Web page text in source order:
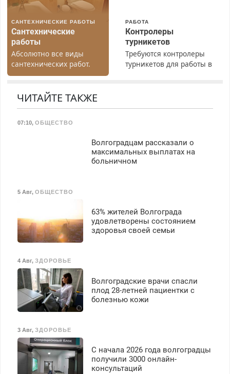
САНТЕХНИЧЕСКИЕ РАБОТЫ
Сантехнические
работы
Абсолютно все виды
сантехнических работ.
Быстро. Качественно.
РАБОТА
Контролеры
турникетов
Требуются контролеры
турникетов для работы в
Ежемесячно
выплачивается денежная
премия. Возможно
транспортной
безопасности с з/п до
125000 руб.
ЧИТАЙТЕ ТАКЖЕ
07:10, ОБЩЕСТВО
Волгоградцам рассказали о
максимальных выплатах на
больничном
5 Авг, ОБЩЕСТВО
63% жителей Волгограда
удовлетворены состоянием
здоровья своей семьи
4 Авг, ЗДОРОВЬЕ
Волгоградские врачи спасли
плод 28-летней пациентки с
болезнью кожи
3 Авг, ЗДОРОВЬЕ
С начала 2026 года волгоградцы
получили 3000 онлайн-
консультаций